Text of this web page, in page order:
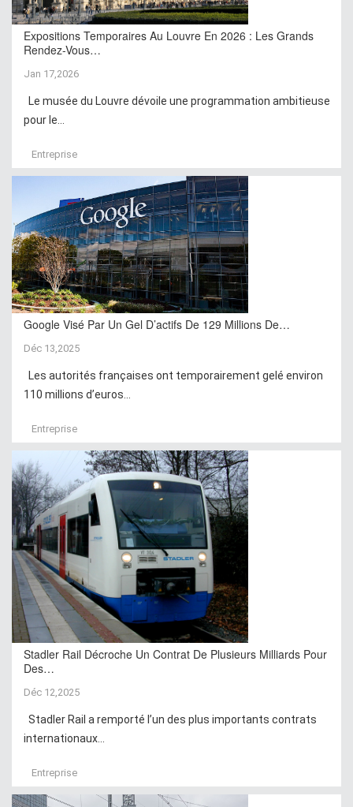
Expositions Temporaires Au Louvre En 2026 : Les Grands
Rendez-Vous…
Jan 17,2026
Le musée du Louvre dévoile une programmation ambitieuse
pour le...
Entreprise
Google Visé Par Un Gel D’actifs De 129 Millions De…
Déc 13,2025
Les autorités françaises ont temporairement gelé environ
110 millions d’euros...
Entreprise
Stadler Rail Décroche Un Contrat De Plusieurs Milliards Pour
Des…
Déc 12,2025
Stadler Rail a remporté l’un des plus importants contrats
internationaux...
Entreprise